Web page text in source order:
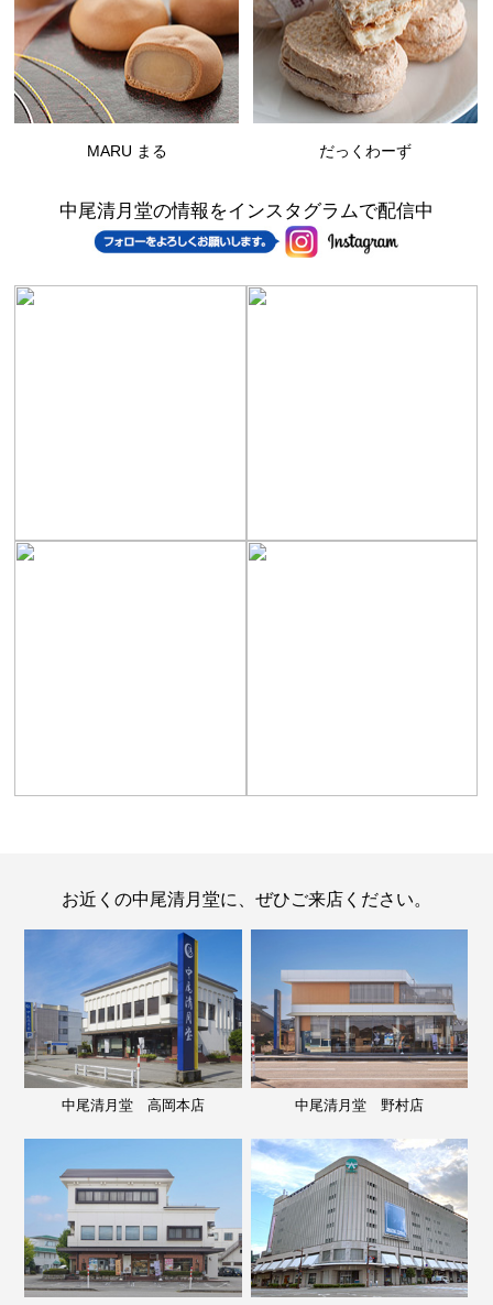
MARU まる だっくわーず
中尾清月堂の情報をインスタグラムで配信中
お近くの中尾清月堂に、ぜひご来店ください。
中尾清月堂 高岡本店 中尾清月堂 野村店